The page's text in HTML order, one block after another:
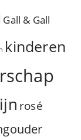
Gall & Gall
kinderen
rosé